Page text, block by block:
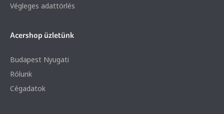
Végleges adattörlés
Acershop üzletünk
Budapest Nyugati
Rólunk
Cégadatok